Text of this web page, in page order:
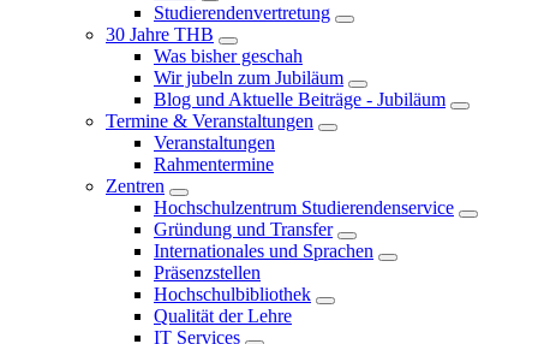
Studierendenvertretung
30 Jahre THB
Was bisher geschah
Wir jubeln zum Jubiläum
Blog und Aktuelle Beiträge - Jubiläum
Termine & Veranstaltungen
Veranstaltungen
Rahmentermine
Zentren
Hochschulzentrum Studierendenservice
Gründung und Transfer
Internationales und Sprachen
Präsenzstellen
Hochschulbibliothek
Qualität der Lehre
IT Services